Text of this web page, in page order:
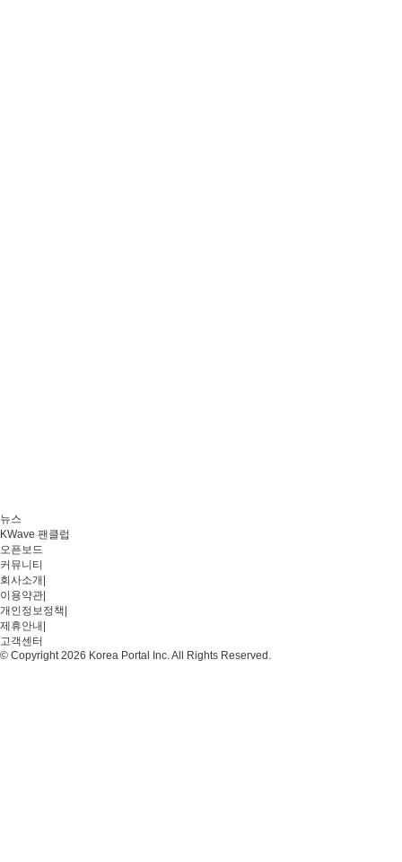
뉴스
KWave 팬클럽
오픈보드
커뮤니티
회사소개
이용약관
개인정보정책
제휴안내
고객센터
© Copyright 2026 Korea Portal Inc. All Rights Reserved.